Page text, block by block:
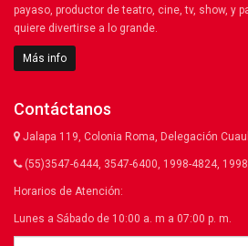
payaso, productor de teatro, cine, tv, show, y
quiere divertirse a lo grande.
Más info
Contáctanos
Jalapa 119, Colonia Roma, Delegación
(55)3547-6444, 3547-6400, 1998-4824,
Horarios de Atención:
Lunes a Sábado de 10:00 a. m a 07:00 p. m.